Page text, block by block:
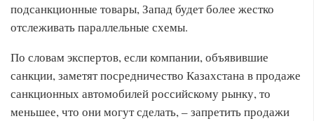
подсанкционные товары, Запад будет более жестко
отслеживать параллельные схемы.
По словам экспертов, если компании, объявившие
санкции, заметят посредничество Казахстана в продаже
санкционных автомобилей российскому рынку, то
меньшее, что они могут сделать, – запретить продажи